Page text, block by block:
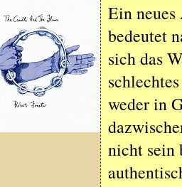
Ein
bedeutet
sich das
weder in
nicht sein